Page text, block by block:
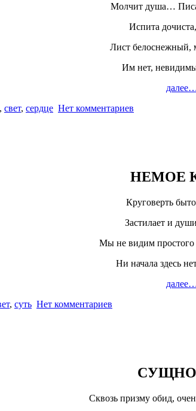
Молчит душа…
Испита
Лист белоснежный,
Им нет,
, свет, сердце Нет комментариев
НЕМОЕ
Круговерть
Застилает и
Мы не видим
Ни начала здесь
, суть Нет комментариев
Сквозь призму обид,